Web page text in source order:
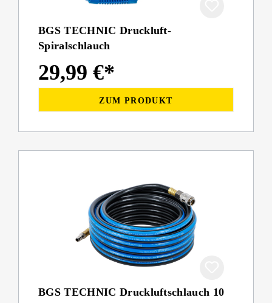
BGS TECHNIC Druckluft-
Spiralschlauch
29,99 €*
ZUM PRODUKT
BGS TECHNIC Druckluftschlauch 10